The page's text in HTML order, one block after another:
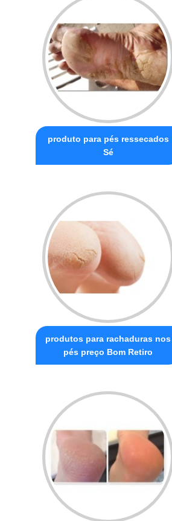
produto para pés ressecados
Sé
produtos para rachaduras nos
pés preço Bom Retiro